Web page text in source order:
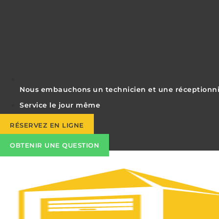
Nous embauchons un technicien et une
Service le jour même
RÉSERVEZ EN LIGNE
OBTENIR UNE QUESTION